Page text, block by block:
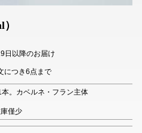
日以降のお届け
につき6点まで
。カベルネ・フラン主体
僅少